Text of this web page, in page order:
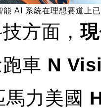
能 AI 系統在理想賽道上
方面，
車 N
力美國